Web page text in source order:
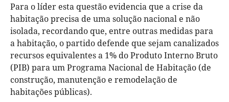
Para o líder esta questão evidencia que a crise da
habitação precisa de uma solução nacional e não
isolada, recordando que, entre outras medidas para
a habitação, o partido defende que sejam canalizados
recursos equivalentes a 1% do Produto Interno Bruto
(PIB) para um Programa Nacional de Habitação (de
construção, manutenção e remodelação de
habitações públicas).